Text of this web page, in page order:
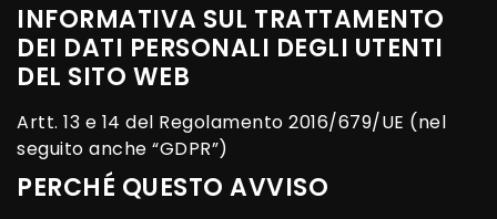
INFORMATIVA SUL TRATTAMENTO
DEI DATI PERSONALI DEGLI UTENTI
DEL SITO WEB
Artt. 13 e 14 del Regolamento 2016/679/UE (nel
seguito anche “GDPR”)
PERCHÉ QUESTO AVVISO